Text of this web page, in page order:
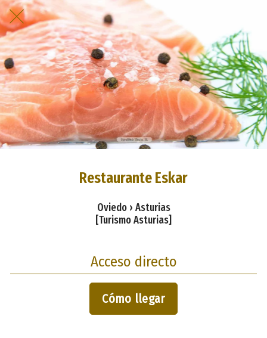
Restaurante Eskar
Oviedo › Asturias
[Turismo Asturias]
Acceso directo
Cómo llegar